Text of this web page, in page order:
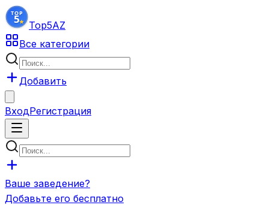
Top5AZ
Все категории
Добавить
ВходРегистрация
Ваше заведение?
Добавьте его бесплатно